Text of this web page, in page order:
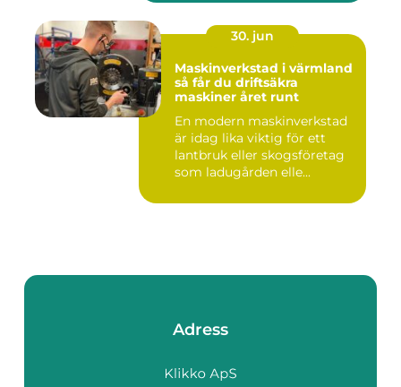
30. jun
Maskinverkstad i värmland
så får du driftsäkra
maskiner året runt
En modern maskinverkstad
är idag lika viktig för ett
lantbruk eller skogsföretag
som ladugården elle...
Adress